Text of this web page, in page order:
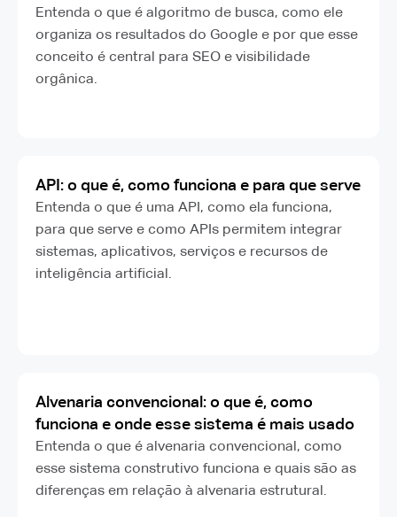
Entenda o que é algoritmo de busca, como ele
organiza os resultados do Google e por que esse
conceito é central para SEO e visibilidade
orgânica.
API: o que é, como funciona e para que serve
Entenda o que é uma API, como ela funciona,
para que serve e como APIs permitem integrar
sistemas, aplicativos, serviços e recursos de
inteligência artificial.
Alvenaria convencional: o que é, como
funciona e onde esse sistema é mais usado
Entenda o que é alvenaria convencional, como
esse sistema construtivo funciona e quais são as
diferenças em relação à alvenaria estrutural.